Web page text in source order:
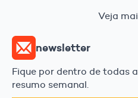
Veja
newsletter
Fique por dentro de todas
resumo semanal.